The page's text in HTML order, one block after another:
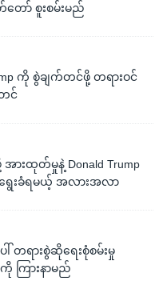
ော် စူးစမ်းမည်
ကို စွဲချက်တင်ဖို့ တရားဝင်
င်
ားထုတ်မှုနဲ့ Donald Trump
ေးခံရမယ့် အလားအလာ
ါ် တရားစွဲဆိုရေးစုံစမ်းမှု
ကြားနာမည်